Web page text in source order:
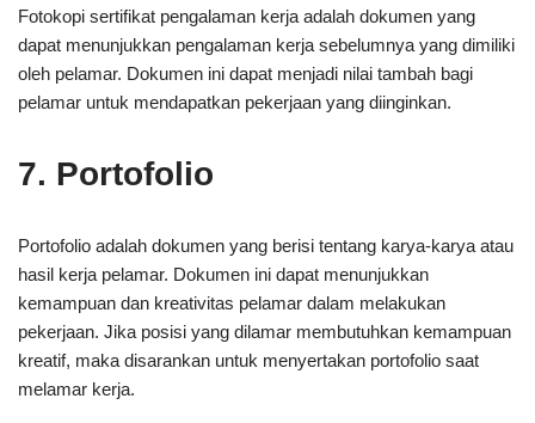
Fotokopi sertifikat pengalaman kerja adalah dokumen yang
dapat menunjukkan pengalaman kerja sebelumnya yang dimiliki
oleh pelamar. Dokumen ini dapat menjadi nilai tambah bagi
pelamar untuk mendapatkan pekerjaan yang diinginkan.
7. Portofolio
Portofolio adalah dokumen yang berisi tentang karya-karya atau
hasil kerja pelamar. Dokumen ini dapat menunjukkan
kemampuan dan kreativitas pelamar dalam melakukan
pekerjaan. Jika posisi yang dilamar membutuhkan kemampuan
kreatif, maka disarankan untuk menyertakan portofolio saat
melamar kerja.